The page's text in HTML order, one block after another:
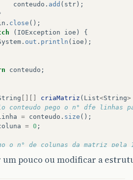
conteudo . add ( str );
. close ();
( IOException ioe )
{
. out . println ( ioe );
conteudo ;
criaMatriz ( List<String>
conteudo pego o n° dfe linhas
= conteudo . size ();
= 0 ;
o n° de colunas da matriz pela
contains
s = conteudo.get(0 );
um pouco ou modificar a